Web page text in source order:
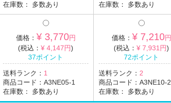
在庫数： 多数あり
在庫数： 多数あり
価格： ¥ 3,770円
(税込： ¥ 4,147円)
37ポイント
送料ランク： 1
商品コード： A3NE05-1
在庫数： 多数あり
価格： ¥ 7,210円
(税込： ¥ 7,931円)
72ポイント
送料ランク： 2
商品コード： A3NE10-2
在庫数： 多数あり